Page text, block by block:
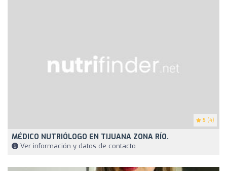
5 (4)
MÉDICO NUTRIÓLOGO EN TIJUANA ZONA RÍO.
Ver información y datos de contacto